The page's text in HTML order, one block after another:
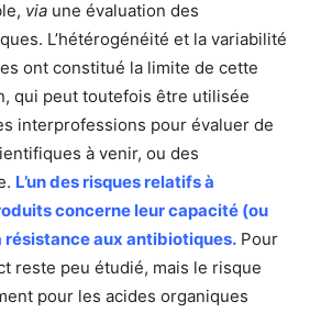
via une évaluation des
L’hétérogénéité et la variabilité
ont constitué la limite de cette
qui peut toutefois être utilisée
interprofessions pour évaluer de
à venir, ou des
L’un des risques relatifs à
concerne leur capacité (ou
résistance aux antibiotiques. Pour
reste peu étudié, mais le risque
pour les acides organiques